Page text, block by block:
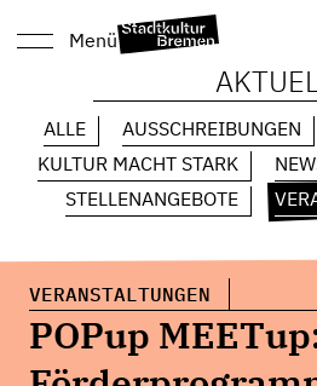
Menü
ALLE AUSSCHREIBUNGEN
KULTUR MACHT STARK
STELLENANGEBOTE
VERANSTALTUNGEN
POPup